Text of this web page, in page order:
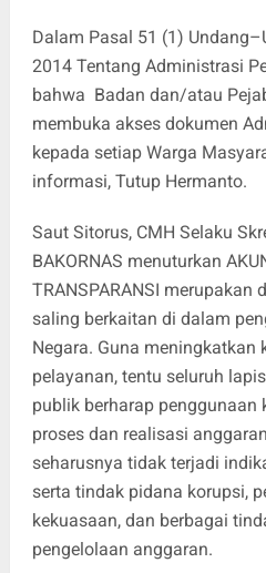
Dalam Pasal 51 (1)
2014 Tentang Administrasi
bahwa Badan dan/atau
membuka akses dokumen
kepada setiap Warga
informasi, Tutup Hermanto.
Saut Sitorus, CMH Selaku
BAKORNAS menuturkan
TRANSPARANSI merupakan
saling berkaitan di dalam
Negara. Guna meningkatkan
pelayanan, tentu seluruh
publik berharap penggunaan
proses dan realisasi
seharusnya tidak terjadi
serta tindak pidana korupsi,
kekuasaan, dan berbagai
pengelolaan anggaran.